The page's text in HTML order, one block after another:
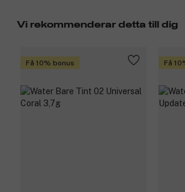
Vi rekommenderar detta till dig
Få 10% bonus Få